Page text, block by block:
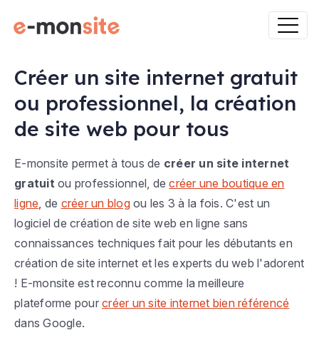
Créer un site internet gratuit
ou professionnel, la création
de site web pour tous
E-monsite permet à tous de créer un site internet
gratuit ou professionnel, decréer une boutique en
ligne , de créer un blogou les 3 à la fois. C'est un
logiciel de création de site web en ligne sans
connaissances techniques fait pour les débutants en
création de site internet et les experts du web l'adorent
! E-monsite est reconnu comme la meilleure
plateforme pour créer un site internet bien référencé
dans Google.